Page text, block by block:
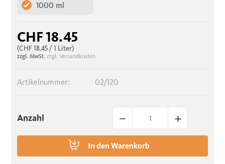
1000 ml
CHF 18.45
(CHF 18.45/ 1 Liter)
zzgl. MwSt. zzgl. Versandkosten
Artikelnummer: 02/120
Anzahl – +
In den Warenkorb